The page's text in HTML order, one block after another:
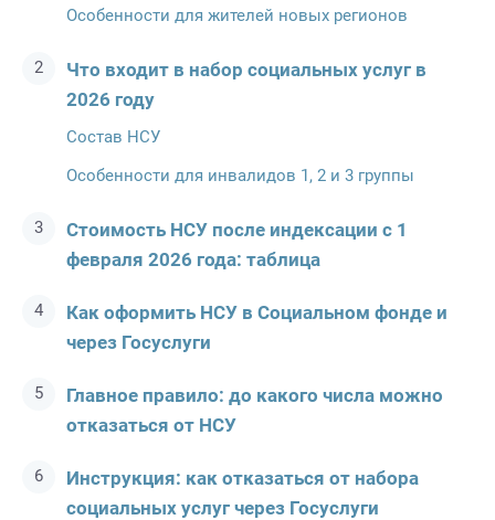
Особенности для жителей новых регионов
Что входит в набор социальных услуг в
2026 году
Состав НСУ
Особенности для инвалидов 1, 2 и 3 группы
Стоимость НСУ после индексации с 1
февраля 2026 года: таблица
Как оформить НСУ в Социальном фонде и
через Госуслуги
Главное правило: до какого числа можно
отказаться от НСУ
Инструкция: как отказаться от набора
социальных услуг через Госуслуги